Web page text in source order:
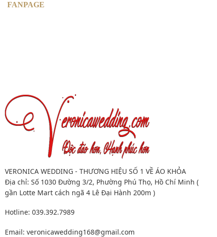
FANPAGE
VERONICA WEDDING - THƯƠNG HIỆU SỐ 1 VỀ ÁO KHỎA
Địa chỉ: Số 1030 Đường 3/2, Phường Phú Thọ, Hồ Chí Minh (
gần Lotte Mart cách ngã 4 Lê Đại Hành 200m )
Hotline: 039.392.7989
Email: veronicawedding168@gmail.com